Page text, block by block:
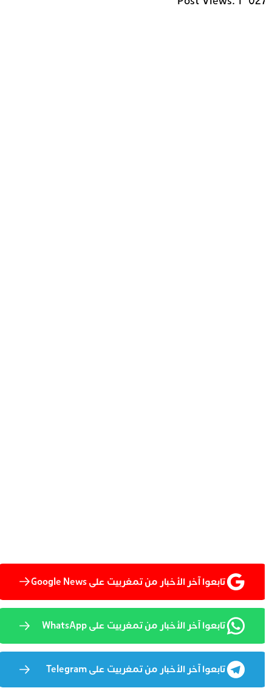
تابعوا آخر الأخبار من تمغربيت على Google News
تابعوا آخر الأخبار من تمغربيت على WhatsApp
تابعوا آخر الأخبار من تمغربيت على Telegram